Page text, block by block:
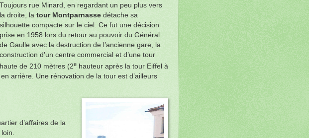
Toujours rue Minard, en regardant un peu plus vers
la droite, la tour Montparnassedétache sa
silhouette compacte sur le ciel. Ce fut une décision
prise en 1958 lors du retour au pouvoir du Général
de Gaulle avec la destruction de l’ancienne gare, la
construction d’un centre commercial et d’une tour
haute de 210 mètres (2e hauteur après la tour Eiffel à
arrière. Une rénovation de la tour est d’ailleurs
d’affaires de la